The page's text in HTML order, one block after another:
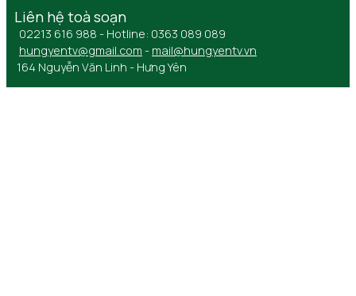
Liên hệ toà soạn
02213 616 988 - Hotline: 0363 089 089
hungyentv@gmail.com - mail@hungyentv.vn
164 Nguyễn Văn Linh - Hưng Yên